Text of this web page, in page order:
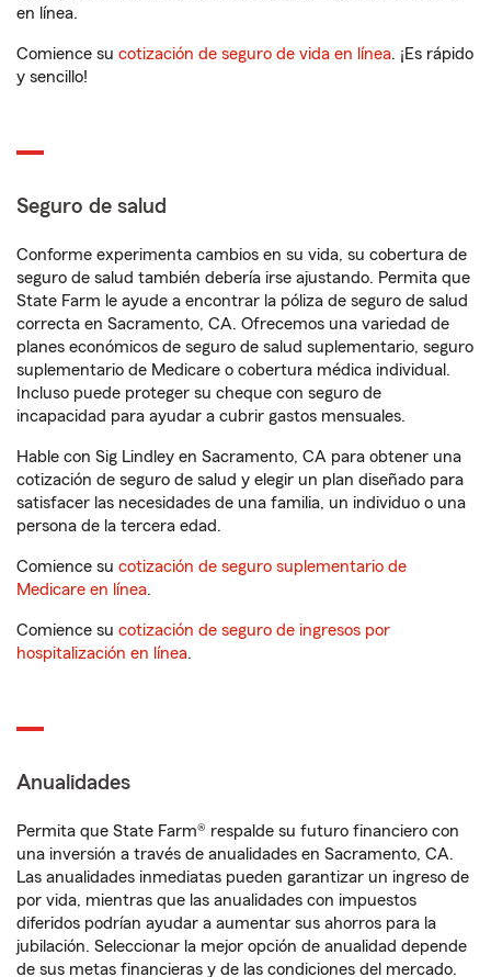
en línea.
Comience su cotización de seguro de vida en línea. ¡Es rápido
y sencillo!
Seguro de salud
Conforme experimenta cambios en su vida, su cobertura de
seguro de salud también debería irse ajustando. Permita que
State Farm le ayude a encontrar la póliza de seguro de salud
correcta en Sacramento, CA. Ofrecemos una variedad de
planes económicos de seguro de salud suplementario, seguro
suplementario de Medicare o cobertura médica individual.
Incluso puede proteger su cheque con seguro de
incapacidad para ayudar a cubrir gastos mensuales.
Hable con Sig Lindley en Sacramento, CA para obtener una
cotización de seguro de salud y elegir un plan diseñado para
satisfacer las necesidades de una familia, un individuo o una
persona de la tercera edad.
Comience su cotización de seguro suplementario de
Medicare en línea.
Comience su cotización de seguro de ingresos por
hospitalización en línea.
Anualidades
Permita que State Farm® respalde su futuro financiero con
una inversión a través de anualidades en Sacramento, CA.
Las anualidades inmediatas pueden garantizar un ingreso de
por vida, mientras que las anualidades con impuestos
diferidos podrían ayudar a aumentar sus ahorros para la
jubilación. Seleccionar la mejor opción de anualidad depende
de sus metas financieras y de las condiciones del mercado.